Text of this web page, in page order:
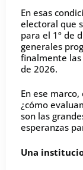
En esas
electoral que
para el 1º de
generales
finalmente las
de 2026.
En ese
¿cómo
son las
esperanzas
Una